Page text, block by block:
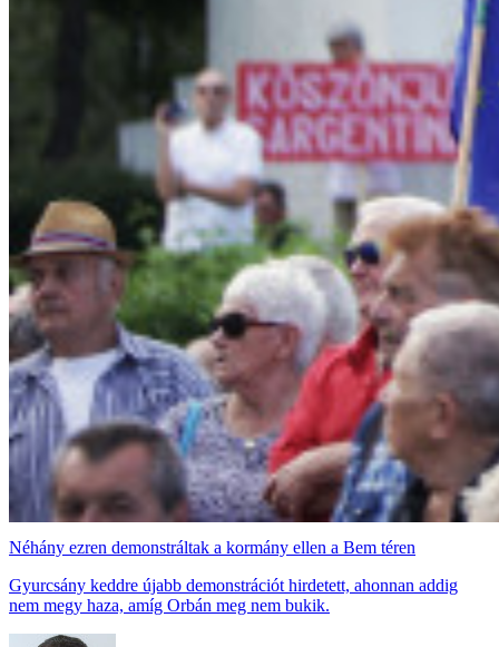
Néhány ezren demonstráltak a kormány ellen a Bem téren
Gyurcsány keddre újabb demonstrációt hirdetett, ahonnan addig
nem megy haza, amíg Orbán meg nem bukik.